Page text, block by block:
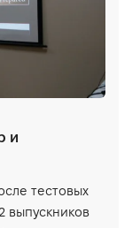
и
тестовых
выпускников